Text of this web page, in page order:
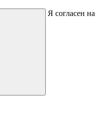
Я согласен на